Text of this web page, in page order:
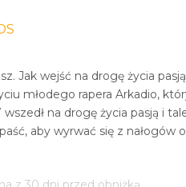
Jak wejść na drogę życia
młodego rapera Arkadio,
na drogę życia pasją i
aby wyrwać się z nałogów